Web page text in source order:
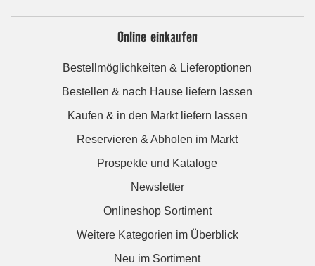
Online einkaufen
Bestellmöglichkeiten & Lieferoptionen
Bestellen & nach Hause liefern lassen
Kaufen & in den Markt liefern lassen
Reservieren & Abholen im Markt
Prospekte und Kataloge
Newsletter
Onlineshop Sortiment
Weitere Kategorien im Überblick
Neu im Sortiment